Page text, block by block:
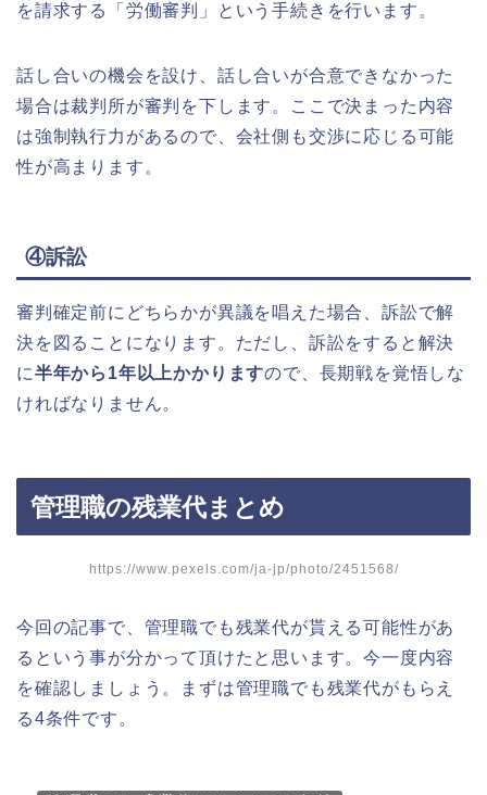
を請求する「労働審判」という手続きを行います。
話し合いの機会を設け、話し合いが合意できなかった
場合は裁判所が審判を下します。ここで決まった内容
は強制執行力があるので、会社側も交渉に応じる可能
性が高まります。
④訴訟
審判確定前にどちらかが異議を唱えた場合、訴訟で解
決を図ることになります。ただし、訴訟をすると解決
に半年から1年以上かかりますので、長期戦を覚悟しな
ければなりません。
管理職の残業代まとめ
https://www.pexels.com/ja-jp/photo/2451568/
今回の記事で、管理職でも残業代が貰える可能性があ
るという事が分かって頂けたと思います。今一度内容
を確認しましょう。まずは管理職でも残業代がもらえ
る4条件です。